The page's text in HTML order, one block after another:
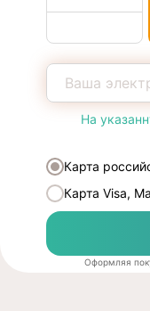
На
Карта
Карта Visa,
Оформляя